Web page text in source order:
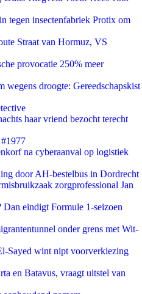
tegen insectenfabriek Protix om
Straat van Hormuz, VS
provocatie 250% meer
wegens droogte: Gereedschapskist
haar vriend bezocht terecht
na cyberaanval op logistiek
door AH-bestelbus in Dordrecht
zorgprofessional Jan
eindigt Formule 1-seizoen
onder grens met Wit-
Sayed wint nipt voorverkiezing
en Batavus, vraagt uitstel van